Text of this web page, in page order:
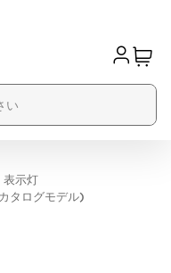
示灯
タログモデル)